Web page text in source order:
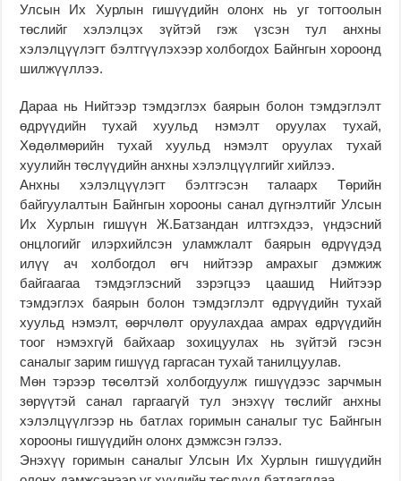
Улсын Их Хурлын гишүүдийн олонх нь уг тогтоолын
төслийг хэлэлцэх зүйтэй гэж үзсэн тул анхны
хэлэлцүүлэгт бэлтгүүлэхээр холбогдох Байнгын хороонд
шилжүүллээ.
Дараа нь Нийтээр тэмдэглэх баярын болон тэмдэглэлт
өдрүүдийн тухай хуульд нэмэлт оруулах тухай,
Хөдөлмөрийн тухай хуульд нэмэлт оруулах тухай
хуулийн төслүүдийн анхны хэлэлцүүлгийг хийлээ.
Анхны хэлэлцүүлэгт бэлтгэсэн талаарх Төрийн
байгуулалтын Байнгын хорооны санал дүгнэлтийг Улсын
Их Хурлын гишүүн Ж.Батзандан илтгэхдээ, үндэсний
онцлогийг илэрхийлсэн уламжлалт баярын өдрүүдэд
илүү ач холбогдол өгч нийтээр амрахыг дэмжиж
байгаагаа тэмдэглэсний зэрэгцээ цаашид Нийтээр
тэмдэглэх баярын болон тэмдэглэлт өдрүүдийн тухай
хуульд нэмэлт, өөрчлөлт оруулахдаа амрах өдрүүдийн
тоог нэмэхгүй байхаар зохицуулах нь зүйтэй гэсэн
саналыг зарим гишүүд гаргасан тухай танилцуулав.
Мөн тэрээр төсөлтэй холбогдуулж гишүүдээс зарчмын
зөрүүтэй санал гаргаагүй тул энэхүү төслийг анхны
хэлэлцүүлгээр нь батлах горимын саналыг тус Байнгын
хорооны гишүүдийн олонх дэмжсэн гэлээ.
Энэхүү горимын саналыг Улсын Их Хурлын гишүүдийн